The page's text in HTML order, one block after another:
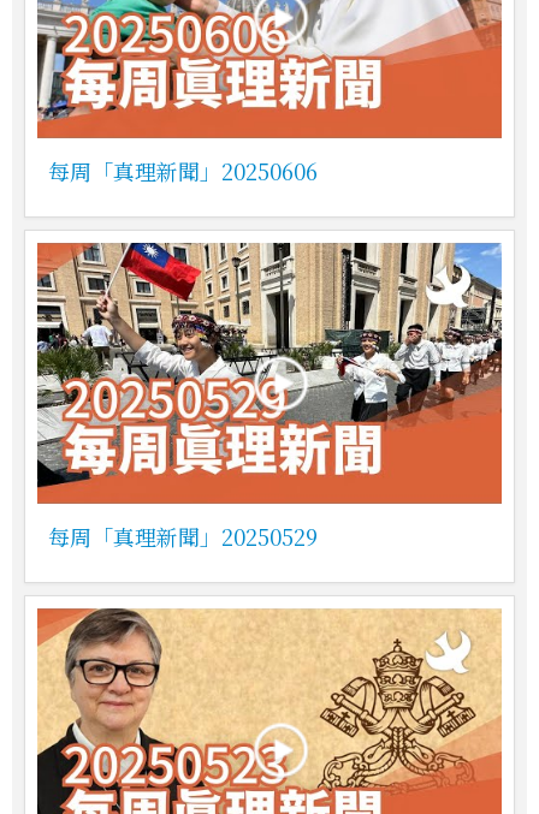
每周「真理新聞」20250606
每周「真理新聞」20250529